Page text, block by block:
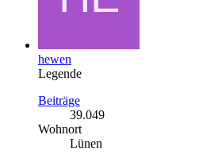
hewen
Legende
Beiträge
39.049
Wohnort
Lünen